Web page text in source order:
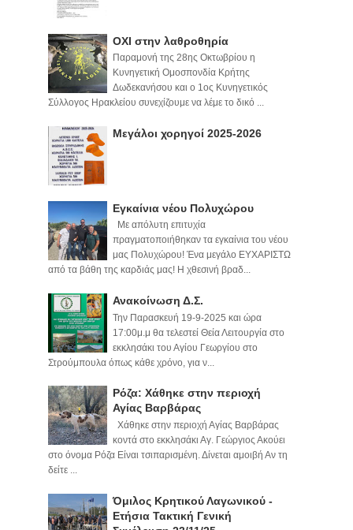
ΟΧΙ στην λαθροθηρία
Παραμονή της 28ης Οκτωβρίου η
Κυνηγετική Ομοσπονδία Κρήτης
Δωδεκανήσου και ο 1ος Κυνηγετικός
Σύλλογος Ηρακλείου συνεχίζουμε να λέμε το δικό ...
Μεγάλοι χορηγοί 2025-2026
Εγκαίνια νέου Πολυχώρου
Με απόλυτη επιτυχία
πραγματοποιήθηκαν τα εγκαίνια του νέου
μας Πολυχώρου! Ένα μεγάλο ΕΥΧΑΡΙΣΤΩ
από τα βάθη της καρδιάς μας! Η χθεσινή βραδ...
Ανακοίνωση Δ.Σ.
Την Παρασκευή 19-9-2025 και ώρα
17:00μ.μ θα τελεστεί Θεία Λειτουργία στο
εκκλησάκι του Αγίου Γεωργίου στο
Στρούμπουλα όπως κάθε χρόνο, για ν...
Ρόζα: Χάθηκε στην περιοχή
Αγίας Βαρβάρας
Χάθηκε στην περιοχή Αγίας Βαρβάρας
κοντά στο εκκλησάκι Αγ. Γεώργιος Ακούει
στο όνομα Ρόζα Είναι τσιπαρισμένη. Δίνεται αμοιβή Αν τη
δείτε ...
Όμιλος Κρητικού Λαγωνικού -
Ετήσια Τακτική Γενική